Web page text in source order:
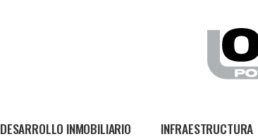
DESARROLLO INMOBILIARIO INFRAESTRUCTURA